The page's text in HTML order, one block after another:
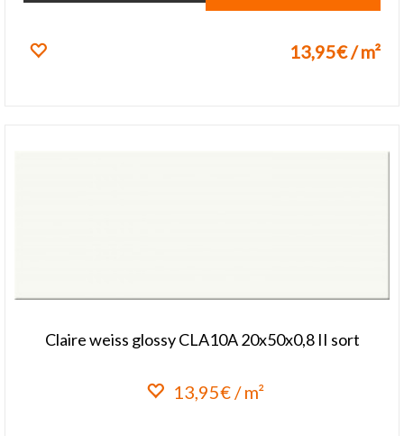
13,95€ / m²
Claire weiss glossy CLA10A 20x50x0,8 II sort
13,95€ / m²